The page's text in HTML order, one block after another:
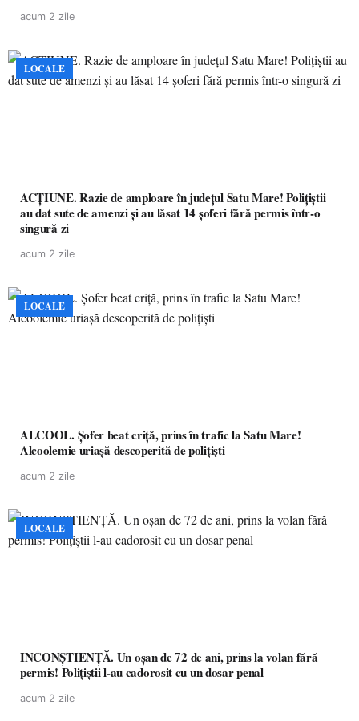
acum 2 zile
LOCALE
ACȚIUNE. Razie de amploare în județul Satu Mare! Polițiștii
au dat sute de amenzi și au lăsat 14 șoferi fără permis într-o
singură zi
acum 2 zile
LOCALE
ALCOOL. Șofer beat criță, prins în trafic la Satu Mare!
Alcoolemie uriașă descoperită de polițiști
acum 2 zile
LOCALE
INCONȘTIENȚĂ. Un oșan de 72 de ani, prins la volan fără
permis! Polițiștii l-au cadorosit cu un dosar penal
acum 2 zile